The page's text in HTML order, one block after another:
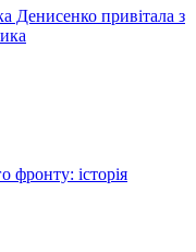
Денисенко привітала з
фронту: історія